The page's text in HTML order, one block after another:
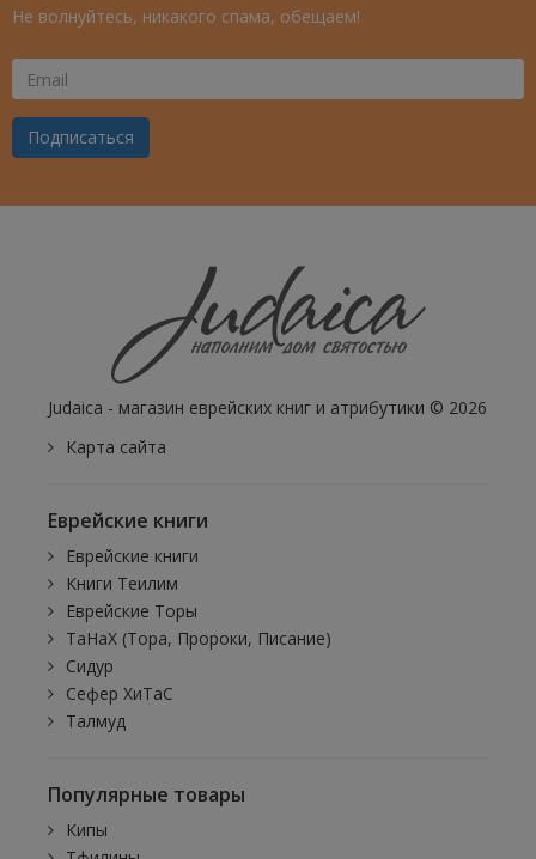
Не волнуйтесь, никакого спама, обещаем!
Ваш
Email
Подписаться
Judaica - магазин еврейских книг и атрибутики © 2026
Карта сайта
Еврейские книги
Еврейские книги
Книги Теилим
Еврейские Торы
ТаНаХ (Тора, Пророки, Писание)
Сидур
Сефер ХиТаС
Талмуд
Популярные товары
Кипы